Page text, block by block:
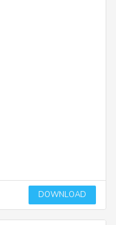
DOWNLOAD